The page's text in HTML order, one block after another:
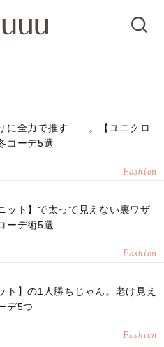
に全力で推す……。【ユニクロ
コーデ5選
Fashion
ット】で太って見えない裏ワザ
ーデ術5選
Fashion
ト】の1人勝ちじゃん。老け見え
デ5つ
Fashion